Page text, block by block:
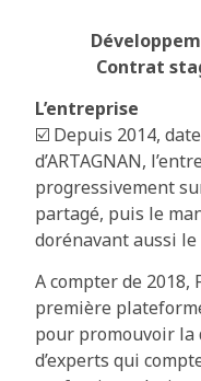
Contrat
L’entreprise
☑️ Depuis 2014,
d’ARTAGNAN,
progressivement
partagé, puis le
dorénavant aussi
A compter de 2018,
première
pour promouvoir la
d’experts qui